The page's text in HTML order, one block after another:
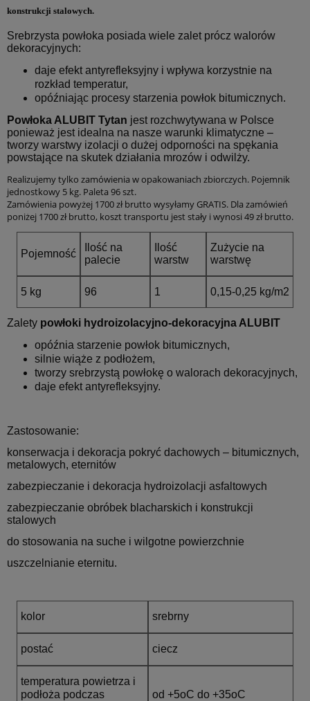
konstrukcji stalowych.
Srebrzysta powłoka posiada wiele zalet prócz walorów
dekoracyjnych:
daje efekt antyrefleksyjny i wpływa korzystnie na
rozkład temperatur,
opóźniając procesy starzenia powłok bitumicznych.
Powłoka ALUBIT Tytan jest rozchwytywana w Polsce
ponieważ jest idealna na nasze warunki klimatyczne –
tworzy warstwy izolacji o dużej odporności na spękania
powstające na skutek działania mrozów i odwilży.
Realizujemy tylko zamówienia w opakowaniach zbiorczych. Pojemnik
jednostkowy 5 kg. Paleta 96 szt.
Zamówienia powyżej 1700 zł brutto wysyłamy GRATIS. Dla zamówień
poniżej 1700 zł brutto, koszt transportu jest stały i wynosi 49 zł brutto.
Pojemność
Ilość na
palecie
Ilość
warstw
Zużycie na
warstwę
5 kg 96 1 0,15-0,25 kg/m2
Zalety powłoki hydroizolacyjno-dekoracyjna ALUBIT
opóźnia starzenie powłok bitumicznych,
silnie wiąże z podłożem,
tworzy srebrzystą powłokę o walorach dekoracyjnych,
daje efekt antyrefleksyjny.
Zastosowanie:
konserwacja i dekoracja pokryć dachowych – bitumicznych,
metalowych, eternitów
zabezpieczanie i dekoracja hydroizolacji asfaltowych
zabezpieczanie obróbek blacharskich i konstrukcji
stalowych
do stosowania na suche i wilgotne powierzchnie
uszczelnianie eternitu.
kolor srebrny
postać ciecz
temperatura powietrza i
podłoża podczas
od +5oC do +35oC
*Imię i nazwisko: